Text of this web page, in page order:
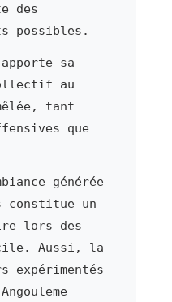
des
possibles.
sa
au
tant
que
générée
constitue un
lors des
Aussi, la
expérimentés